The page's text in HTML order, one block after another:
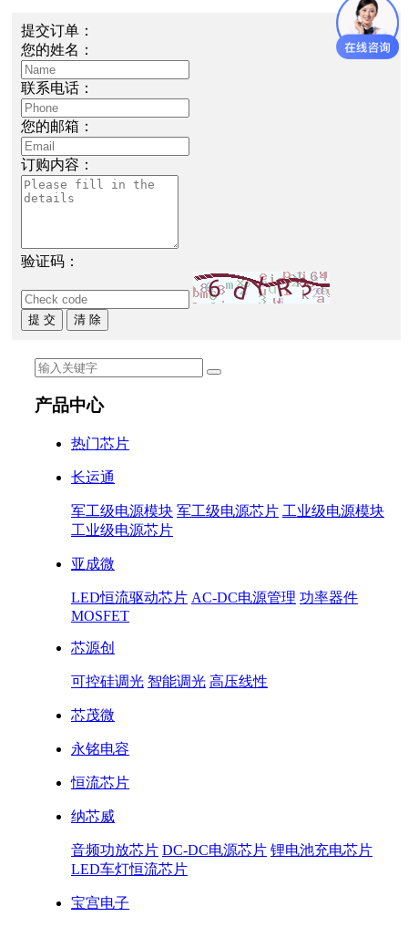
提交订单：
您的姓名：
联系电话：
您的邮箱：
订购内容：
验证码：
提 交 清 除
产品中心
热门芯片
长运通
军工级电源模块 军工级电源芯片 工业级电源模块
工业级电源芯片
亚成微
LED恒流驱动芯片 AC-DC电源管理 功率器件
MOSFET
芯源创
可控硅调光 智能调光 高压线性
芯茂微
永铭电容
恒流芯片
纳芯威
音频功放芯片 DC-DC电源芯片 锂电池充电芯片
LED车灯恒流芯片
宝宫电子